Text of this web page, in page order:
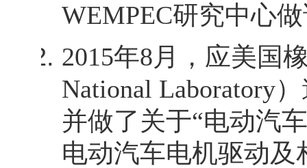
WEMPEC研究中心
2015年8月，应美国
National Laboratory
并做了关于“电动汽
电动汽车电机驱动